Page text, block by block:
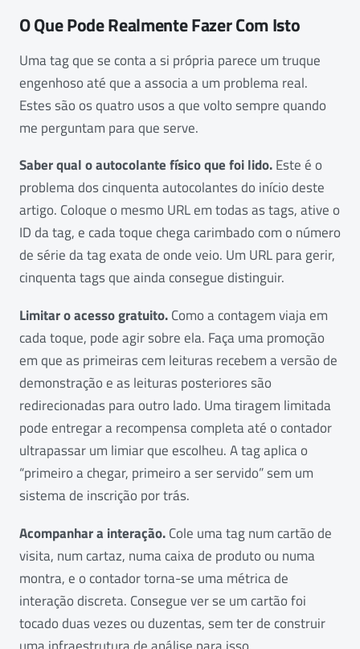
O Que Pode Realmente Fazer Com Isto
Uma tag que se conta a si própria parece um truque
engenhoso até que a associa a um problema real.
Estes são os quatro usos a que volto sempre quando
me perguntam para que serve.
Saber qual o autocolante físico que foi lido.Este é o
problema dos cinquenta autocolantes do início deste
artigo. Coloque o mesmo URL em todas as tags, ative o
ID da tag, e cada toque chega carimbado com o número
de série da tag exata de onde veio. Um URL para gerir,
cinquenta tags que ainda consegue distinguir.
Limitar o acesso gratuito.Como a contagem viaja em
cada toque, pode agir sobre ela. Faça uma promoção
em que as primeiras cem leituras recebem a versão de
demonstração e as leituras posteriores são
redirecionadas para outro lado. Uma tiragem limitada
pode entregar a recompensa completa até o contador
ultrapassar um limiar que escolheu. A tag aplica o
“primeiro a chegar, primeiro a ser servido” sem um
sistema de inscrição por trás.
Acompanhar a interação.Cole uma tag num cartão de
visita, num cartaz, numa caixa de produto ou numa
montra, e o contador torna-se uma métrica de
interação discreta. Consegue ver se um cartão foi
tocado duas vezes ou duzentas, sem ter de construir